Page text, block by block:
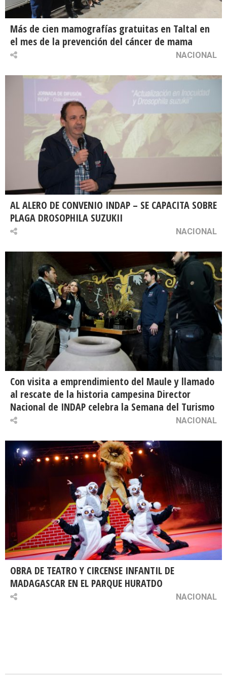
Más de cien mamografías gratuitas en Taltal en
el mes de la prevención del cáncer de mama
NACIONAL
AL ALERO DE CONVENIO INDAP – SE CAPACITA SOBRE
PLAGA DROSOPHILA SUZUKII
NACIONAL
Con visita a emprendimiento del Maule y llamado
al rescate de la historia campesina Director
Nacional de INDAP celebra la Semana del Turismo
NACIONAL
OBRA DE TEATRO Y CIRCENSE INFANTIL DE
MADAGASCAR EN EL PARQUE HURATDO
NACIONAL